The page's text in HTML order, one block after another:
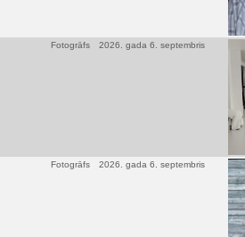
Fotogrāfs 2026. gada 6. septembris
Fotogrāfs 2026. gada 6. septembris